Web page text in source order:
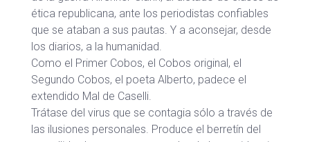
ética republicana, ante los periodistas confiables
que se ataban a sus pautas. Y a aconsejar, desde
los diarios, a la humanidad.
Como el Primer Cobos, el Cobos original, el
Segundo Cobos, el poeta Alberto, padece el
extendido Mal de Caselli.
Trátase del virus que se contagia sólo a través de
las ilusiones personales. Produce el berretín del